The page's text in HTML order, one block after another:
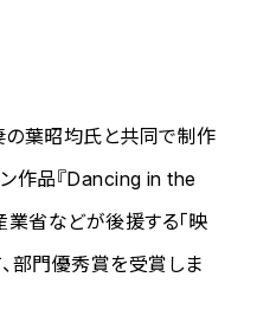
の葉昭均氏と共同で制作
作品『Dancing in the
業省などが後援する「映
部門優秀賞を受賞しま